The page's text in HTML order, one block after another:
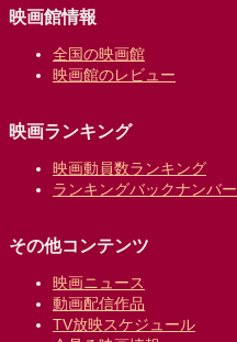
映画館情報
全国の映画館
映画館のレビュー
映画ランキング
映画動員数ランキング
ランキングバックナンバー
その他コンテンツ
映画ニュース
動画配信作品
TV放映スケジュール